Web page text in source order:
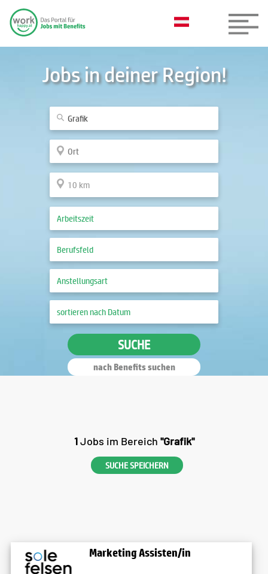
Jobs in deiner Region!
SUCHE
nach Benefits suchen
1Jobs im Bereich "Grafik"
SUCHE SPEICHERN
Marketing Assisten/in